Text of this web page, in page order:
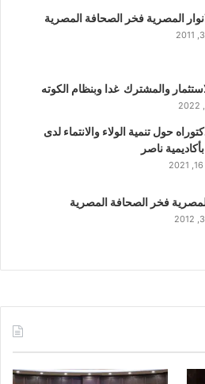
المصرية فخر الصحافة المصرية
والمشترك غدا وبنظام الكوته
حول تنمية الولاء والانتماء لدى
ناصر
المصرية فخر الصحافة المصرية